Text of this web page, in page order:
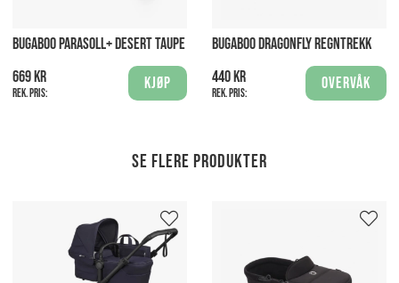
BUGABOO PARASOLL+ DESERT TAUPE
669 kr
Rek. pris:
Kjøp
BUGABOO DRAGONFLY REGNTREKK
440 kr
Rek. pris:
Overvåk
Se flere produkter